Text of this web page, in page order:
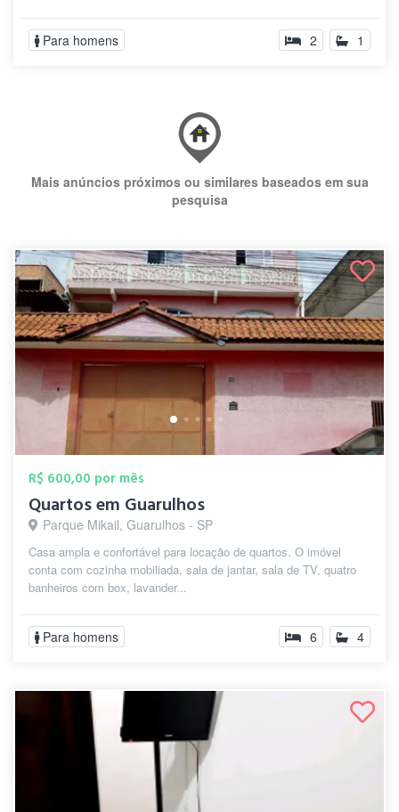
Para homens 2 1
Mais anúncios próximos ou similares baseados em sua
pesquisa
R$ 600,00 por mês
Quartos em Guarulhos
Parque Mikail, Guarulhos - SP
Casa ampla e confortável para locação de quartos. O imóvel
conta com cozinha mobiliada, sala de jantar, sala de TV, quatro
banheiros com box, lavander...
Para homens 6 4